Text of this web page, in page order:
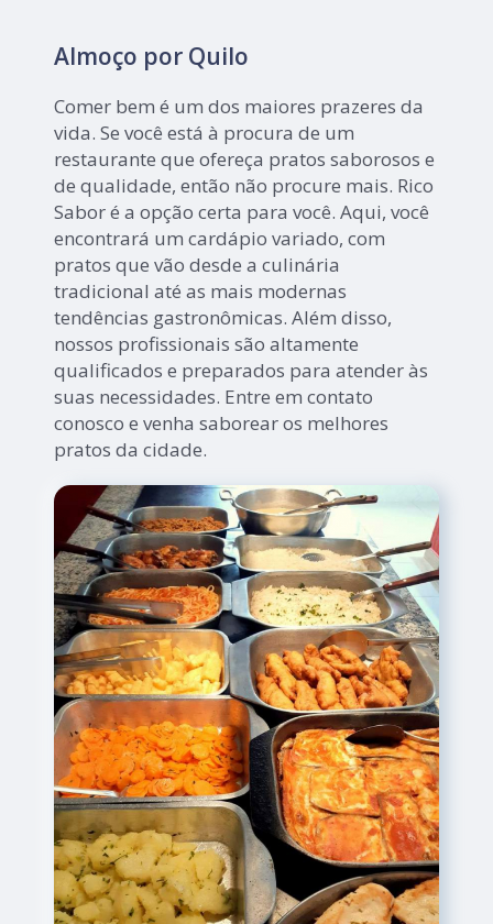
Almoço por Quilo
Comer bem é um dos maiores prazeres da
vida. Se você está à procura de um
restaurante que ofereça pratos saborosos e
de qualidade, então não procure mais. Rico
Sabor é a opção certa para você. Aqui, você
encontrará um cardápio variado, com
pratos que vão desde a culinária
tradicional até as mais modernas
tendências gastronômicas. Além disso,
nossos profissionais são altamente
qualificados e preparados para atender às
suas necessidades. Entre em contato
conosco e venha saborear os melhores
pratos da cidade.